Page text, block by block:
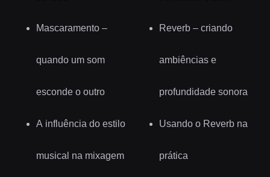
Mascaramento –
quando um som
esconde o outro
A influência do estilo
musical na mixagem
Reverb – criando
ambiências e
profundidade sonora
Usando o Reverb na
prática